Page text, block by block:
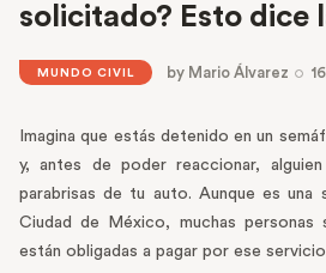
solicitado? Esto dice
MUNDO CIVIL by Mario Álvarez
Imagina que estás detenido en un
y, antes de poder reaccionar,
parabrisas de tu auto. Aunque es una
Ciudad de México, muchas personas
están obligadas a pagar por ese